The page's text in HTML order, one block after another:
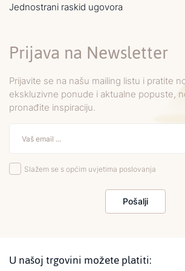
Jednostrani raskid ugovora
Prijava na Newsletter
Prijavite se na našu mailing listu i pratite
ekskluzivne ponude i aktualne popuste,
pronađite inspiraciju.
Slažem se s općim uvjetima poslovanja
Pošalji
U našoj trgovini možete platiti: